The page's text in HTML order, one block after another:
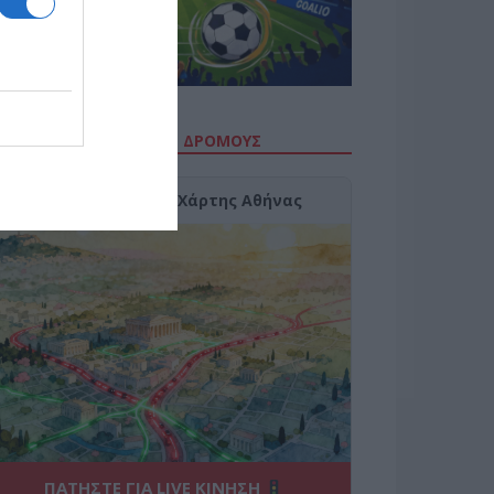
ΤΗΝ ΚΙΝΗΣΗ ΣΤΟΥΣ ΔΡΌΜΟΥΣ
Κίνηση Τώρα: Live Χάρτης Αθήνας
ΠΑΤΗΣΤΕ ΓΙΑ LIVE ΚΙΝΗΣΗ